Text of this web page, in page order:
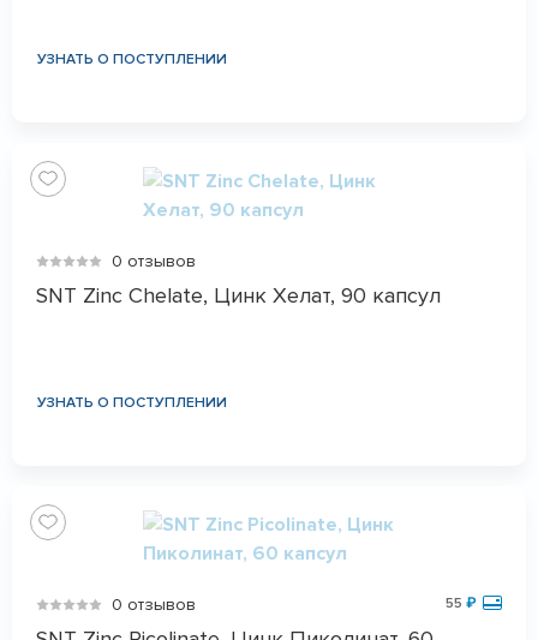
УЗНАТЬ О ПОСТУПЛЕНИИ
0 отзывов
SNT Zinc Chelate, Цинк Хелат, 90 капсул
УЗНАТЬ О ПОСТУПЛЕНИИ
0 отзывов 55 ₽